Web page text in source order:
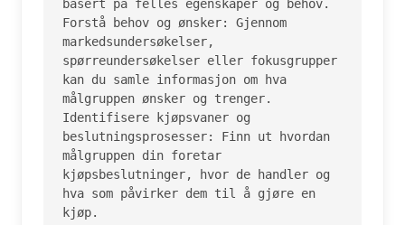
basert på felles egenskaper og behov.
Forstå behov og ønsker: Gjennom
markedsundersøkelser,
spørreundersøkelser eller fokusgrupper
kan du samle informasjon om hva
målgruppen ønsker og trenger.
Identifisere kjøpsvaner og
beslutningsprosesser: Finn ut hvordan
målgruppen din foretar
kjøpsbeslutninger, hvor de handler og
hva som påvirker dem til å gjøre en
kjøp.